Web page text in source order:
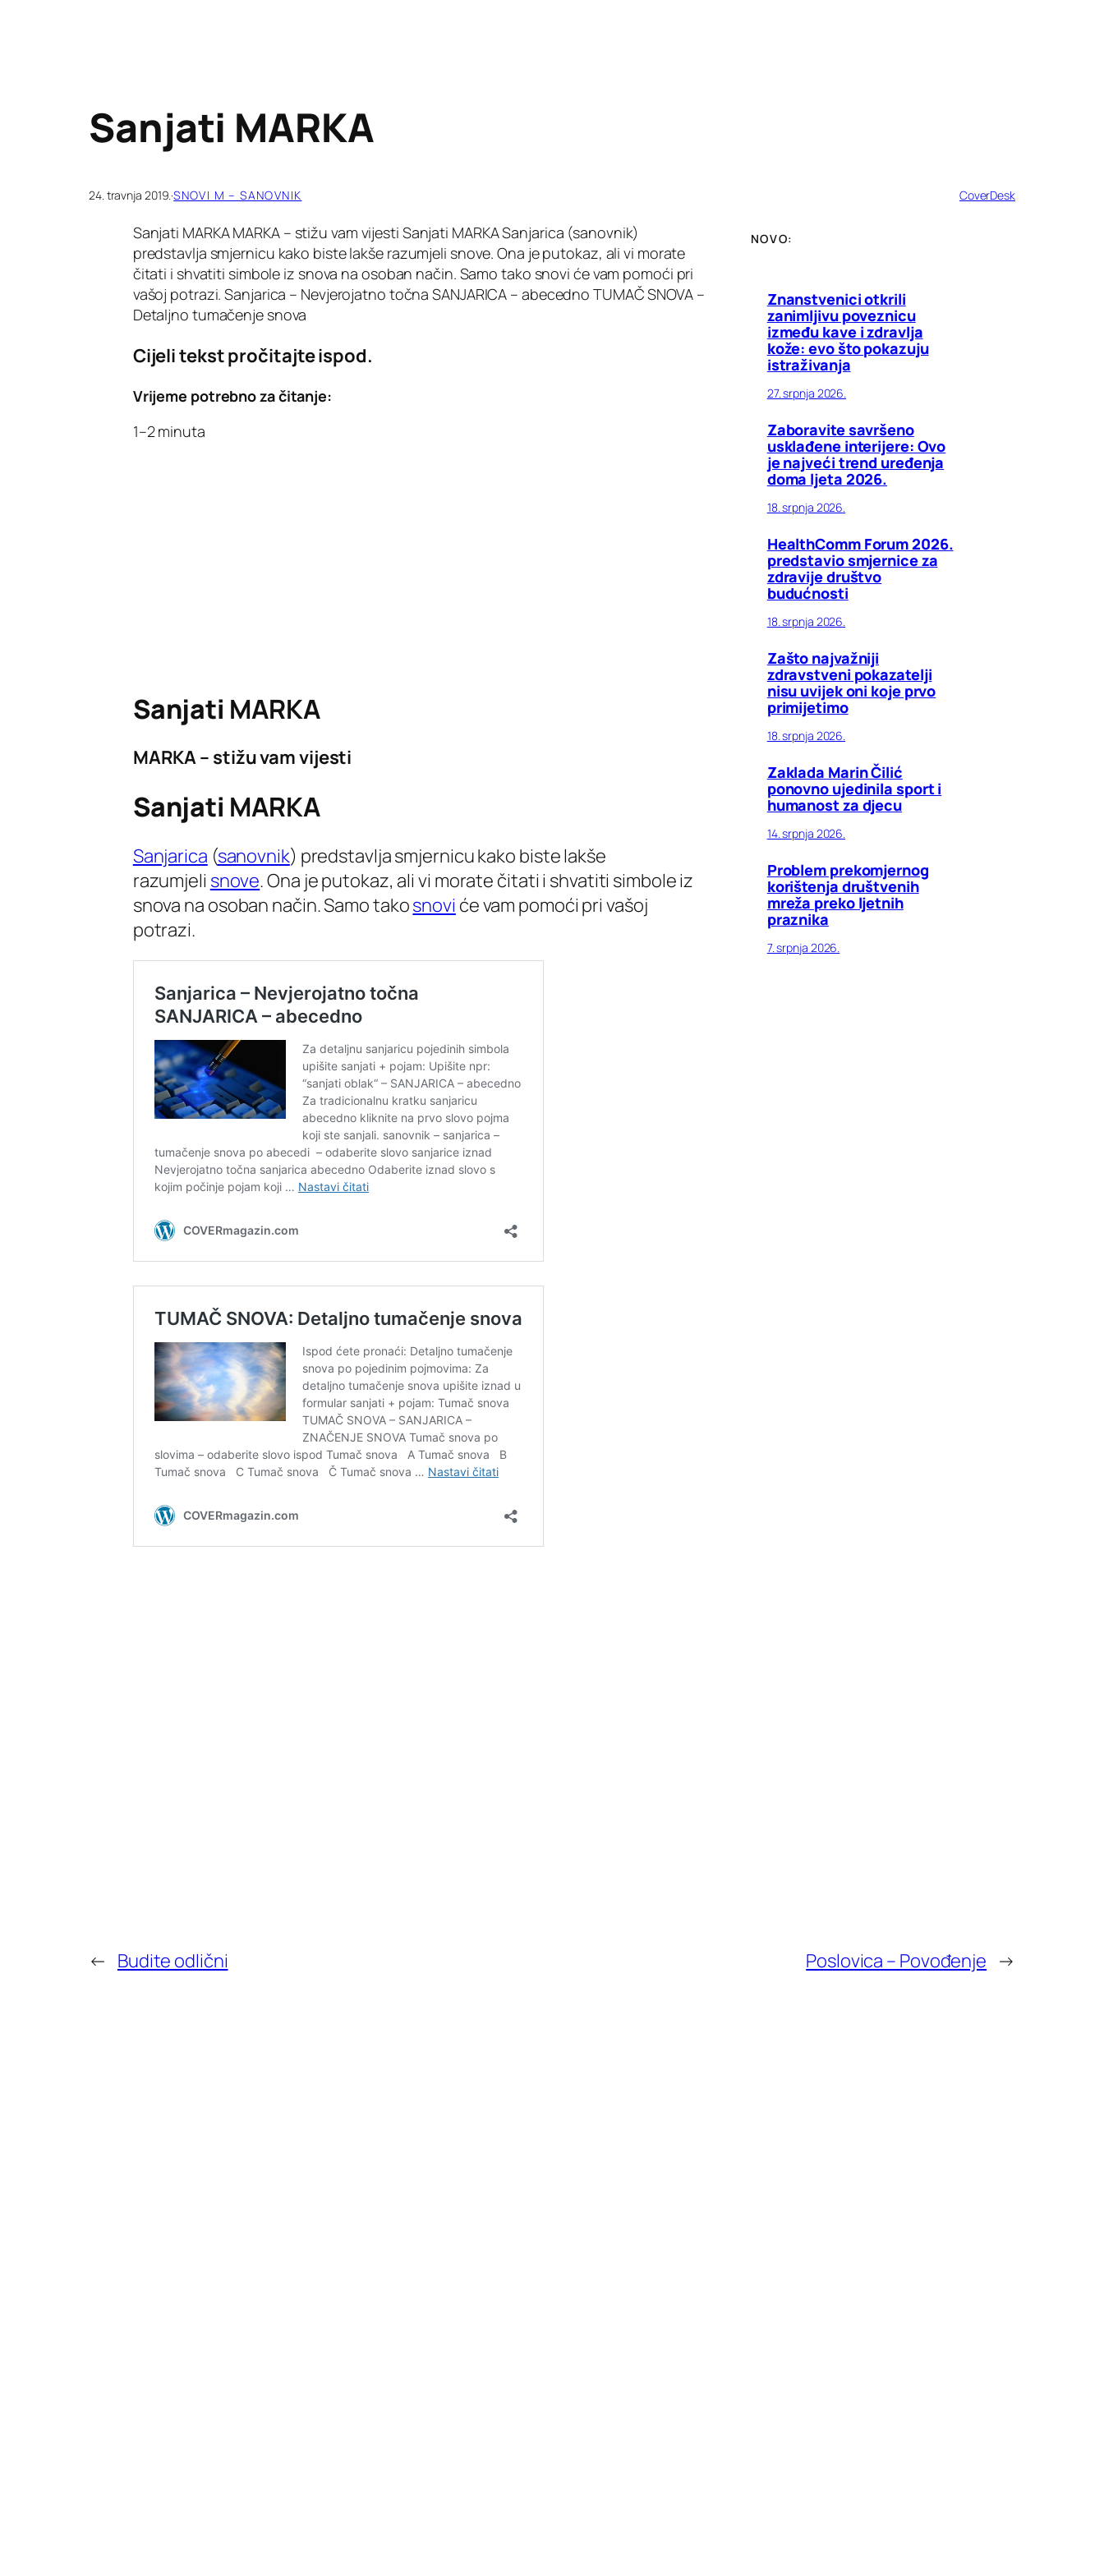
Sanjati MARKA
24. travnja 2019.·SNOVI M – SANOVNIK CoverDesk
Sanjati MARKA MARKA – stižu vam vijesti Sanjati MARKA Sanjarica (sanovnik)
predstavlja smjernicu kako biste lakše razumjeli snove. Ona je putokaz, ali vi morate
čitati i shvatiti simbole iz snova na osoban način. Samo tako snovi će vam pomoći pri
vašoj potrazi. Sanjarica – Nevjerojatno točna SANJARICA – abecedno TUMAČ SNOVA –
Detaljno tumačenje snova
Cijeli tekst pročitajte ispod.
Vrijeme potrebno za čitanje:
1–2 minuta
Sanjati MARKA
MARKA – stižu vam vijesti
Sanjati MARKA
Sanjarica (sanovnik) predstavlja smjernicu kako biste lakše
razumjeli snove. Ona je putokaz, ali vi morate čitati i shvatiti simbole iz
snova na osoban način. Samo takosnovi će vam pomoći pri vašoj
potrazi.
NOVO:
Znanstvenici otkrili
zanimljivu poveznicu
između kave i zdravlja
kože: evo što pokazuju
istraživanja
27. srpnja 2026.
Zaboravite savršeno
usklađene interijere: Ovo
je najveći trend uređenja
doma ljeta 2026.
18. srpnja 2026.
HealthComm Forum 2026.
predstavio smjernice za
zdravije društvo
budućnosti
18. srpnja 2026.
Zašto najvažniji
zdravstveni pokazatelji
nisu uvijek oni koje prvo
primijetimo
18. srpnja 2026.
Zaklada Marin Čilić
ponovno ujedinila sport i
humanost za djecu
14. srpnja 2026.
Problem prekomjernog
korištenja društvenih
mreža preko ljetnih
praznika
7. srpnja 2026.
← Budite odlični Poslovica – Povođenje →